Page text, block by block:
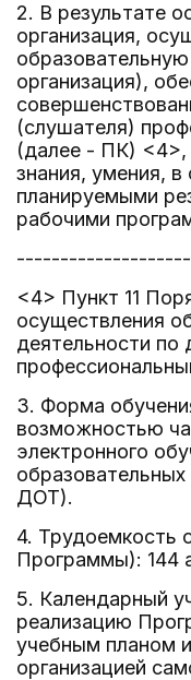
2. В результате
организация,
организация),
(слушателя)
(далее - ПК)
знания, умения, в
планируемыми
рабочими
<4> Пункт 11
осуществления
деятельности по
3. Форма
возможностью
электронного
ДОТ).
4. Трудоемкость
Программы): 144
5. Календарный
реализацию
учебным планом
организацией